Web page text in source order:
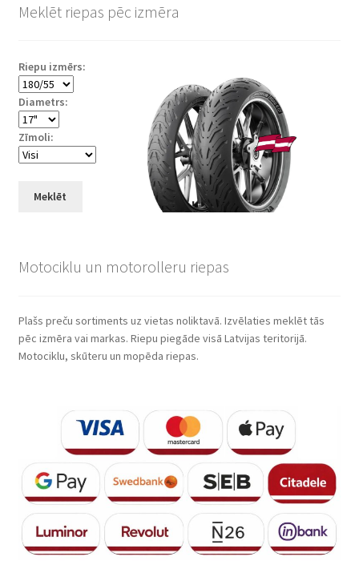
Meklēt riepas pēc izmēra
Riepu izmērs:
Diametrs:
Zīmoli:
Meklēt
Motociklu un motorolleru riepas
Plašs preču sortiments uz vietas noliktavā. Izvēlaties meklēt tās
pēc izmēra vai markas. Riepu piegāde visā Latvijas teritorijā.
Motociklu, skūteru un mopēda riepas.